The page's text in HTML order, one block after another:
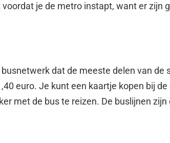
je de metro instapt, want er
dat de meeste delen van
euro. Je kunt een kaartje kopen bij
met de bus te reizen. De buslijnen